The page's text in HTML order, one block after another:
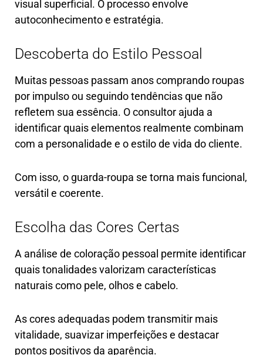
visual superficial. O processo envolve
autoconhecimento e estratégia.
Descoberta do Estilo Pessoal
Muitas pessoas passam anos comprando roupas
por impulso ou seguindo tendências que não
refletem sua essência. O consultor ajuda a
identificar quais elementos realmente combinam
com a personalidade e o estilo de vida do cliente.
Com isso, o guarda-roupa se torna mais funcional,
versátil e coerente.
Escolha das Cores Certas
A análise de coloração pessoal permite identificar
quais tonalidades valorizam características
naturais como pele, olhos e cabelo.
As cores adequadas podem transmitir mais
vitalidade, suavizar imperfeições e destacar
pontos positivos da aparência.